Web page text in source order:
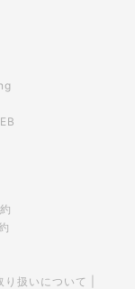
り扱いについて